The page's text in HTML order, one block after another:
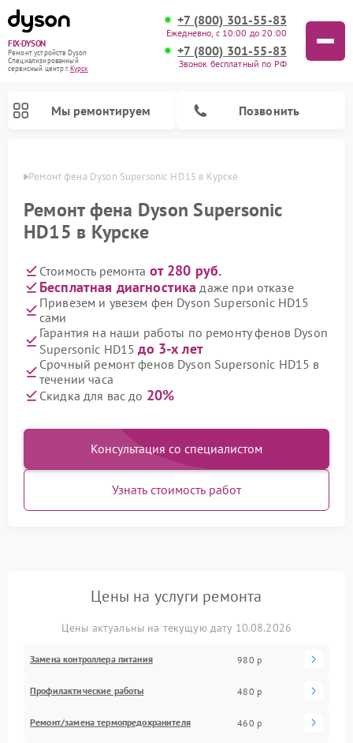
FIX-DYSON
Ремонт устройств Dyson
Специализированный
cервисный центр г.Курск
+7 (800) 301-55-83
Ежедневно, с 10:00 до 20:00
+7 (800) 301-55-83
Звонок бесплатный по РФ
Мы ремонтируем Позвонить
Ремонт фена Dyson Supersonic HD15 в Курске
Ремонт фена Dyson Supersonic
HD15 в Курске
Стоимость ремонта от 280 руб.
Бесплатная диагностика даже при отказе
Привезем и увезем фен Dyson Supersonic HD15
сами
Гарантия на наши работы по ремонту фенов Dyson
Supersonic HD15до 3-х лет
Срочный ремонт фенов Dyson Supersonic HD15 в
течении часа
Скидка для вас до 20%
Консультация со специалистом
Узнать стоимость работ
Цены на услуги ремонта
Цены актуальны на текущую дату 10.08.2026
Замена контроллера питания 980 р
Профилактические работы 480 р
Ремонт/замена термопредохранителя 460 р